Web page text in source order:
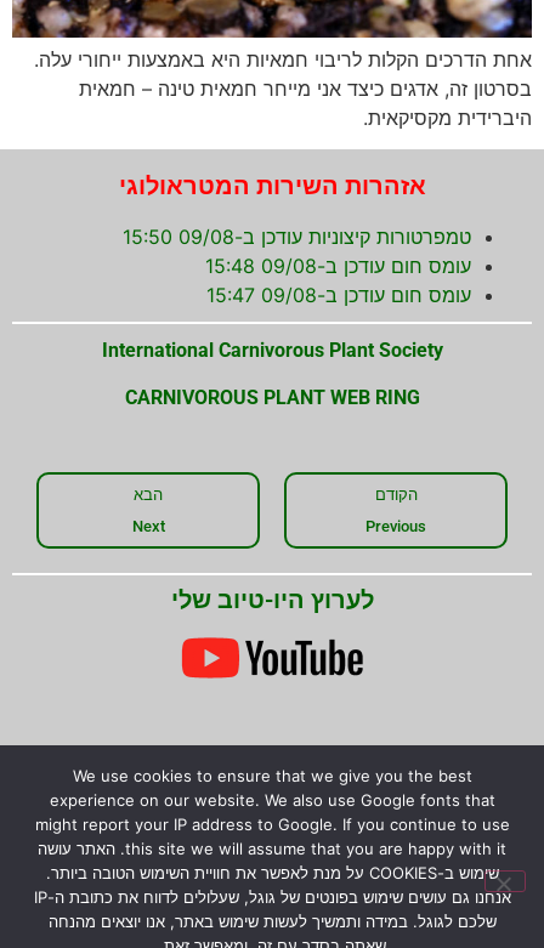
אחת הדרכים הקלות לריבוי חמאיות היא באמצעות ייחורי עלה.
בסרטון זה, אדגים כיצד אני מייחר חמאית טינה – חמאית
היברידית מקסיקאית.
אזהרות השירות המטראולוגי
טמפרטורות קיצוניות עודכן ב-09/08 15:50
עומס חום עודכן ב-09/08 15:48
עומס חום עודכן ב-09/08 15:47
International Carnivorous Plant Society
CARNIVOROUS PLANT WEB RING
הקודם
Previous
הבא
Next
לערוץ היו-טיוב שלי
שתפו את המידע!
We use cookies to ensure that we give you the best
experience on our website. We also use Google fonts that
might report your IP address to Google. If you continue to use
this site we will assume that you are happy with it. האתר עושה
שימוש ב-COOKIES על מנת לאפשר את חוויית השימוש הטובה ביותר.
אנחנו גם עושים שימוש בפונטים של גוגל, שעלולים לדווח את כתובת ה-IP
שלכם לגוגל. במידה ותמשיך לעשות שימוש באתר, אנו יוצאים מהנחה